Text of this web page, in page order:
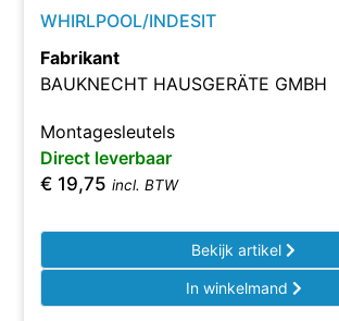
WHIRLPOOL/INDESIT
Fabrikant
BAUKNECHT HAUSGERÄTE GMBH
Montagesleutels
Direct leverbaar
€ 19,75 incl. BTW
Bekijk artikel
In winkelmand